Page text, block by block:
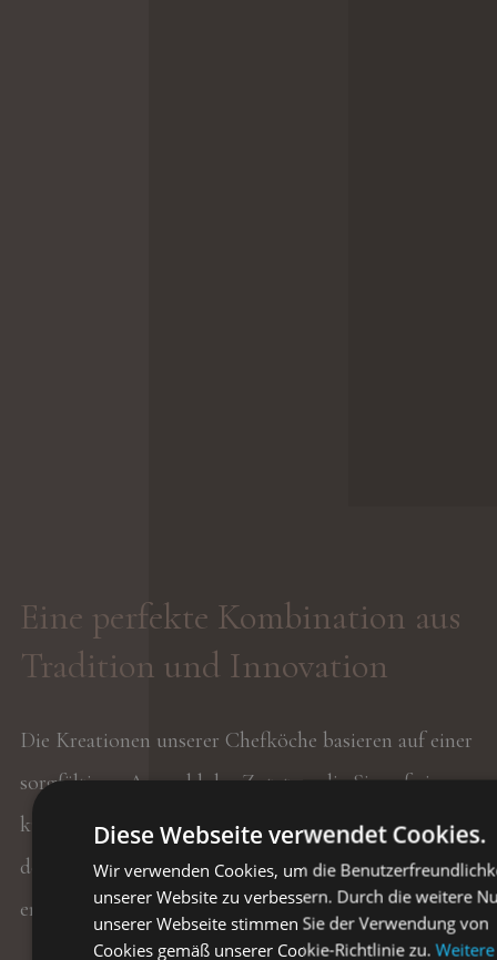
Eine perfekte Kombination aus
Tradition und Innovation
Die Kreationen unserer Chefköche basieren auf einer
sorgfältigen Auswahl der Zutaten, die Sie auf eine
kulinarische Reise führen, auf der Sie die Vorzüge
der lokalen, italienischen und internationalen Küche
entdecken werden.
Diese Webseite verwendet Cookies.
Wir verwenden Cookies, um die
unserer Website zu verbessern. Durch die weitere
unserer Webseite stimmen Sie der Verwendung von
Cookies gemäß unserer Cookie-Richtlinie zu. Weitere